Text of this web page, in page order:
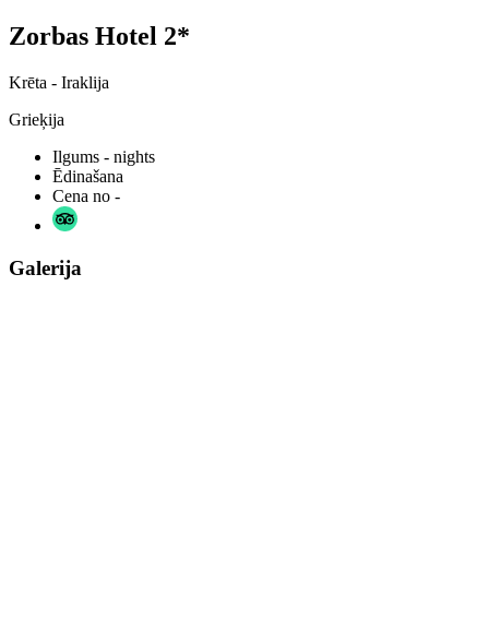
Zorbas Hotel 2*
Krēta - Iraklija
Grieķija
Ilgums - nights
Ēdinašana
Cena no -
Galerija